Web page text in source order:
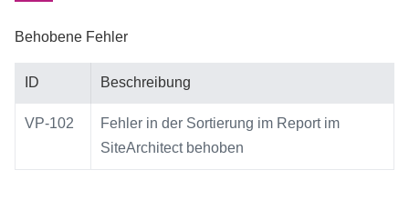
Behobene Fehler
ID Beschreibung
VP-102
Fehler in der Sortierung im Report im
SiteArchitect behoben